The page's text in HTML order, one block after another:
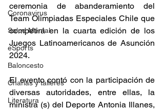
Coronavirus
Salud Mental
eSports
Baloncesto
Charlas y talleres
Literatura
ceremonia de abanderamiento del
Team Olimpiadas Especiales Chile que
competirá en la cuarta edición de los
Juegos Latinoamericanos de Asunción
2024.
El evento contó con la participación de
diversas autoridades, entre ellas, la
ministra (s) del Deporte Antonia Illanes,